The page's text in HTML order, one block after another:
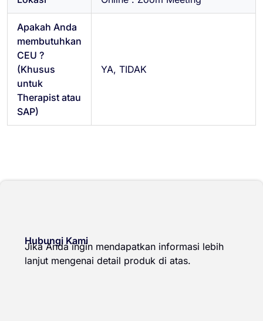
Apakah Anda
membutuhkan
CEU ?
(Khusus
untuk
Therapist atau
SAP)
YA, TIDAK
Hubungi Kami
Jika Anda ingin mendapatkan informasi lebih
lanjut mengenai detail produk di atas.